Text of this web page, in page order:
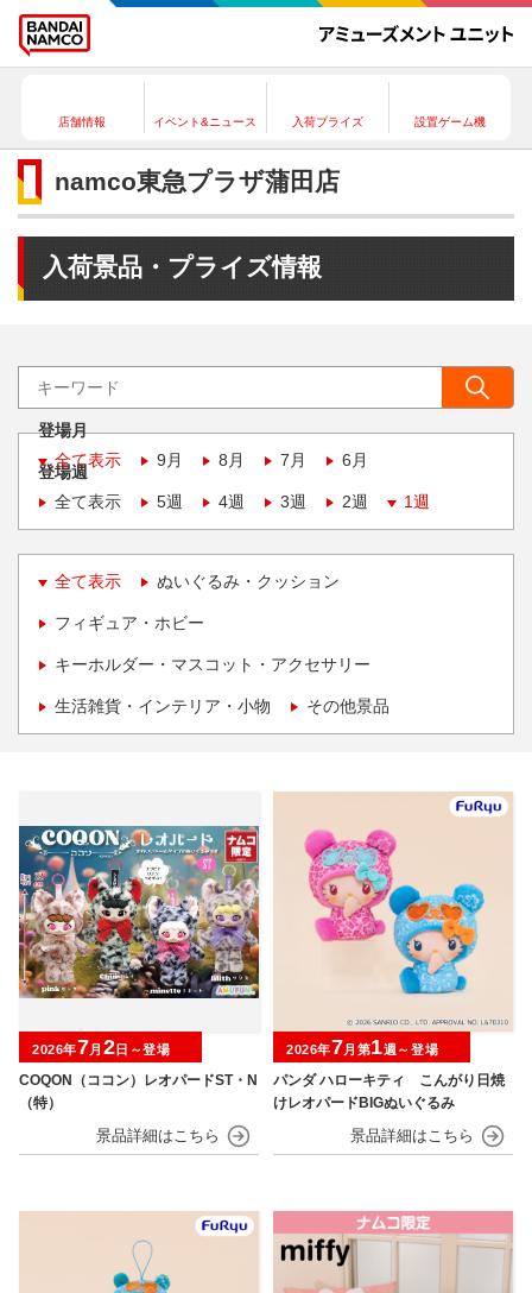
店舗情報 イベント&ニュース 入荷プライズ 設置ゲーム機
namco東急プラザ蒲田店
入荷景品・プライズ情報
登場月
全て表示
9月 8月 7月 6月
登場週
全て表示
5週 4週 3週 2週 1週
全て表示 ぬいぐるみ・クッション
フィギュア・ホビー
キーホルダー・マスコット・アクセサリー
生活雑貨・インテリア・小物 その他景品
COQON（ココン）レオパードST・N
（特）
2026年7月 2日～登場
パンダ ハローキティ こんがり日焼
けレオパードBIGぬいぐるみ
2026年7月第1週～登場